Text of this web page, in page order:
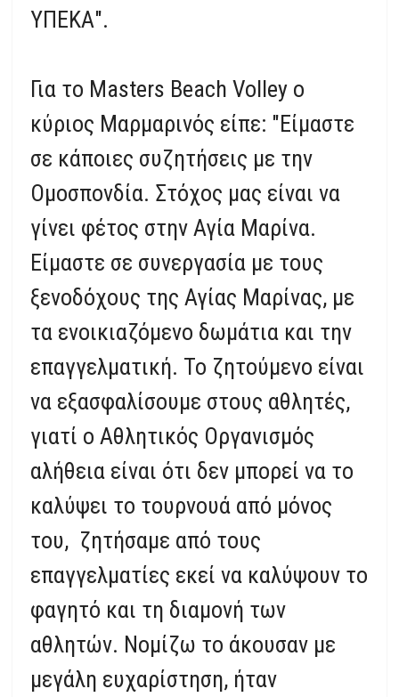
ΥΠΕΚΑ".
Για το Masters Beach Volley ο
κύριος Μαρμαρινός είπε: "Είμαστε
σε κάποιες συζητήσεις με την
Ομοσπονδία. Στόχος μας είναι να
γίνει φέτος στην Αγία Μαρίνα.
Είμαστε σε συνεργασία με τους
ξενοδόχους της Αγίας Μαρίνας, με
τα ενοικιαζόμενο δωμάτια και την
επαγγελματική. Το ζητούμενο είναι
να εξασφαλίσουμε στους αθλητές,
γιατί ο Αθλητικός Οργανισμός
αλήθεια είναι ότι δεν μπορεί να το
καλύψει το τουρνουά από μόνος
του, ζητήσαμε από τους
επαγγελματίες εκεί να καλύψουν το
φαγητό και τη διαμονή των
αθλητών. Νομίζω το άκουσαν με
μεγάλη ευχαρίστηση, ήταν